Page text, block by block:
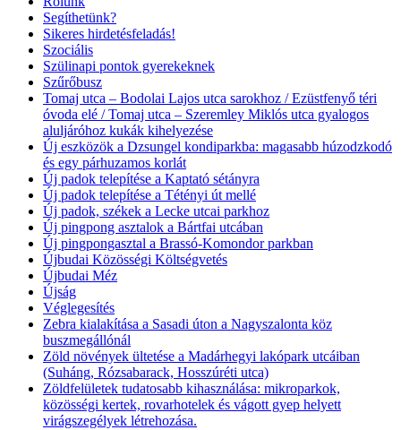
Segíthetünk?
Sikeres hirdetésfeladás!
Szociális
Szülinapi pontok gyerekeknek
Szűrőbusz
Tomaj utca – Bodolai Lajos utca sarokhoz / Ezüstfenyő téri
óvoda elé / Tomaj utca – Szeremley Miklós utca gyalogos
aluljáróhoz kukák kihelyezése
Új eszközök a Dzsungel kondiparkba: magasabb húzodzkodó
és egy párhuzamos korlát
Új padok telepítése a Kaptató sétányra
Új padok telepítése a Tétényi út mellé
Új padok, székek a Lecke utcai parkhoz
Új pingpong asztalok a Bártfai utcában
Új pingpongasztal a Brassó-Komondor parkban
Újbudai Közösségi Költségvetés
Újbudai Méz
Újság
Véglegesítés
Zebra kialakítása a Sasadi úton a Nagyszalonta köz
buszmegállónál
Zöld növények ültetése a Madárhegyi lakópark utcáiban
(Suháng, Rózsabarack, Hosszúréti utca)
Zöldfelületek tudatosabb kihasználása: mikroparkok,
közösségi kertek, rovarhotelek és vágott gyep helyett
virágszegélyek létrehozása.